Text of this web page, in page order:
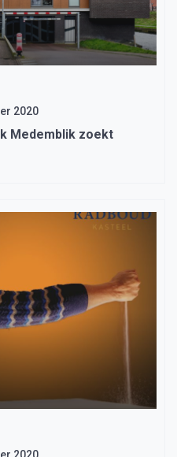
2020
Medemblik zoekt